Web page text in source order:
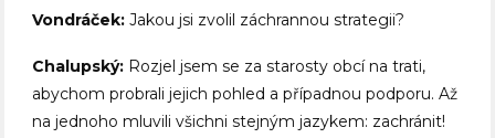
Vondráček: Jakou jsi zvolil záchrannou strategii?
Chalupský: Rozjel jsem se za starosty obcí na trati,
abychom probrali jejich pohled a případnou podporu. Až
na jednoho mluvili všichni stejným jazykem: zachránit!